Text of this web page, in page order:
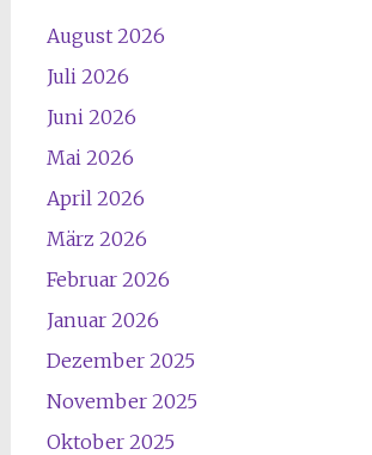
August 2026
Juli 2026
Juni 2026
Mai 2026
April 2026
März 2026
Februar 2026
Januar 2026
Dezember 2025
November 2025
Oktober 2025